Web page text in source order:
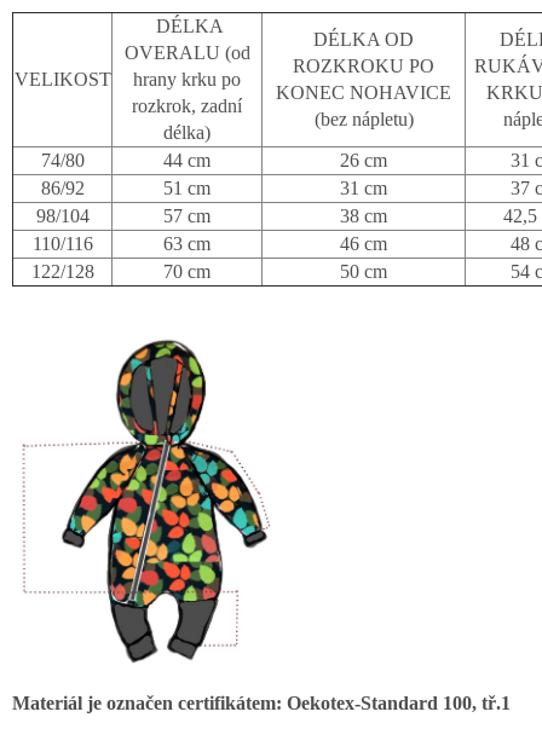
VELIKOST
DÉLKA
OVERALU (od
hrany krku po
rozkrok, zadní
délka)
DÉLKA OD
ROZKROKU PO
KONEC NOHAVICE
(bez nápletu)
74/80
44 cm 26 cm
31
86/92
51 cm 31 cm
37
98/104
57 cm 38 cm
42,5
110/116
63 cm 46 cm
48
122/128
70 cm 50 cm 54
Materiál je označen certifikátem: Oekotex-Standard 100, tř.1